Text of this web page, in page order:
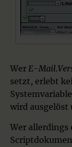
Wer E-
setzt, erlebt
wird ausgelöst
Wer allerdings